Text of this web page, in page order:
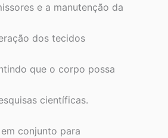
e a manutenção da
dos tecidos
que o corpo possa
científicas.
conjunto para